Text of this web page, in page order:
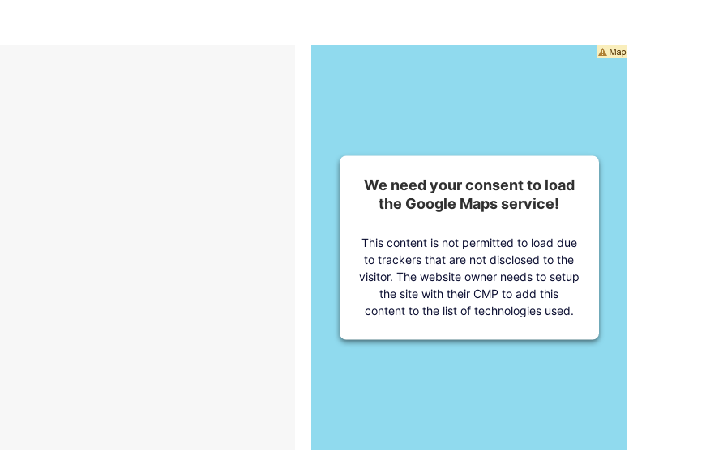
We need your consent to load
the Google Maps service!
This content is not permitted to load due
to trackers that are not disclosed to the
visitor. The website owner needs to setup
the site with their CMP to add this
content to the list of technologies used.